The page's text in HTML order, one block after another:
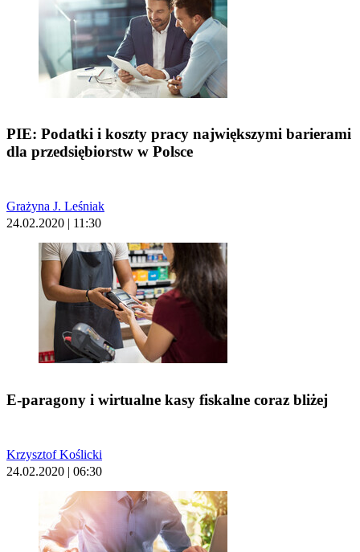
PIE: Podatki i koszty pracy największymi barierami
dla przedsiębiorstw w Polsce
Grażyna J. Leśniak
24.02.2020 | 11:30
E-paragony i wirtualne kasy fiskalne coraz bliżej
Krzysztof Koślicki
24.02.2020 | 06:30